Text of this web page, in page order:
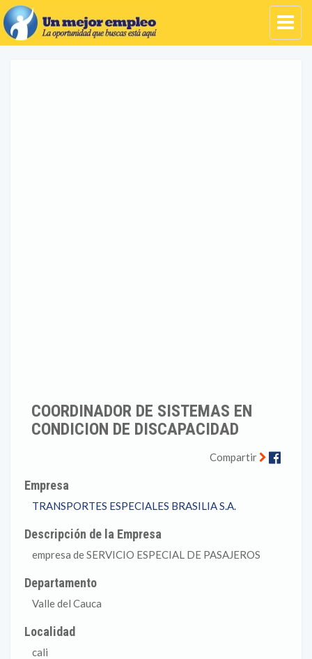
COORDINADOR DE SISTEMAS EN
CONDICION DE DISCAPACIDAD
Compartir
Empresa
TRANSPORTES ESPECIALES BRASILIA S.A.
Descripción de la Empresa
empresa de SERVICIO ESPECIAL DE PASAJEROS
Departamento
Valle del Cauca
Localidad
cali